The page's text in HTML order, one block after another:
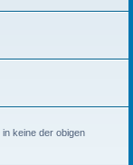
keine der obigen